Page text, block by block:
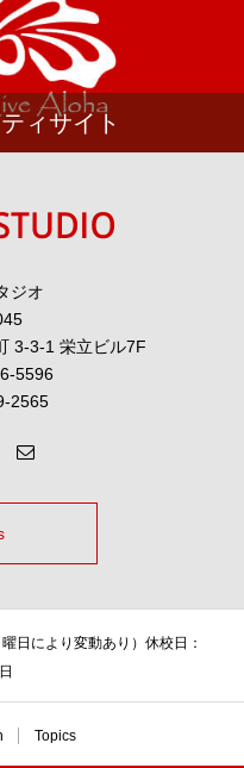
ィサイト
ジオ
3-3-1 栄立ビル7F
5596
2565
日により変動あり）休校日：
Topics